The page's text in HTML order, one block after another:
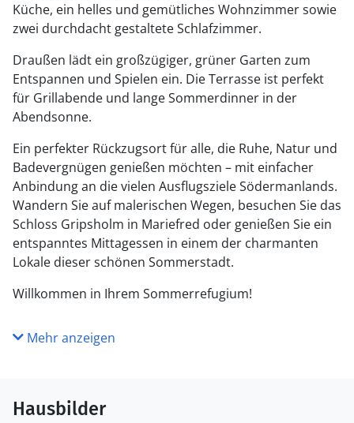
Küche, ein helles und gemütliches Wohnzimmer sowie
zwei durchdacht gestaltete Schlafzimmer.
Draußen lädt ein großzügiger, grüner Garten zum
Entspannen und Spielen ein. Die Terrasse ist perfekt
für Grillabende und lange Sommerdinner in der
Abendsonne.
Ein perfekter Rückzugsort für alle, die Ruhe, Natur und
Badevergnügen genießen möchten – mit einfacher
Anbindung an die vielen Ausflugsziele Södermanlands.
Wandern Sie auf malerischen Wegen, besuchen Sie das
Schloss Gripsholm in Mariefred oder genießen Sie ein
entspanntes Mittagessen in einem der charmanten
Lokale dieser schönen Sommerstadt.
Willkommen in Ihrem Sommerrefugium!
Mehr anzeigen
Hausbilder